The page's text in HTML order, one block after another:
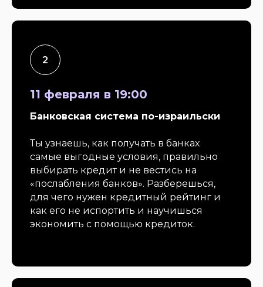
11 февраля в 19:00
Банковская система по-израильски
Ты узнаешь, как получать в банках
самые выгодные условия, правильно
выбирать кредит и не вестись на
«послабления банков». Разберешься,
для чего нужен кредитный рейтинг и
как его не испортить и научишься
экономить с помощью кредиток.